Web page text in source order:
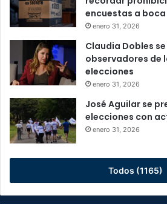
encuestas a boca
enero 31, 2026
Claudia Dobles
observadores de
elecciones
enero 31, 2026
José Aguilar se
elecciones con
enero 31, 2026
Todos (1165)